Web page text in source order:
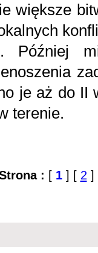
większe
Później
je aż do II
terenie.
: [1 ] [ 2 ]